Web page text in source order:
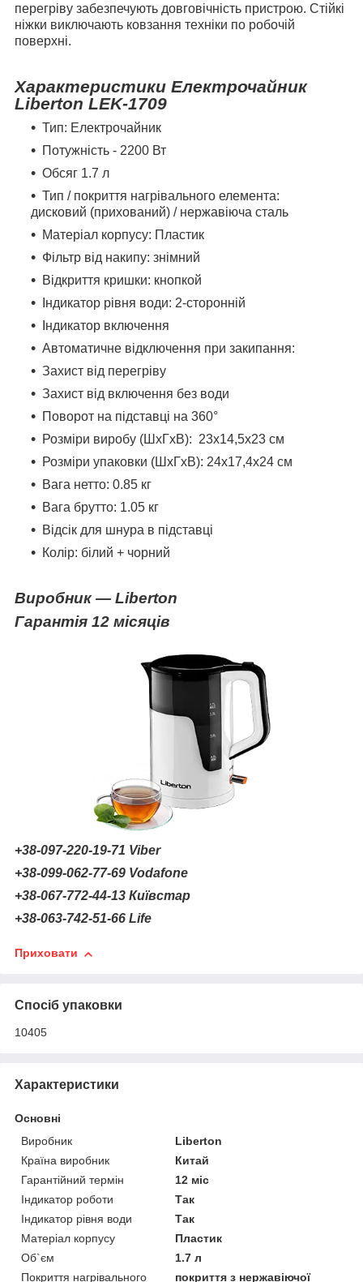
перегріву забезпечують довговічність пристрою. Стійкі
ніжки виключають ковзання техніки по робочій
поверхні.
Характеристики Електрочайник
Liberton LEK-1709
Тип: Електрочайник
Потужність - 2200 Вт
Обсяг 1.7 л
Тип / покриття нагрівального елемента:
дисковий (прихований) / нержавіюча сталь
Матеріал корпусу: Пластик
Фільтр від накипу: знімний
Відкриття кришки: кнопкой
Індикатор рівня води: 2-сторонній
Індикатор включення
Автоматичне відключення при закипання:
Захист від перегріву
Захист від включення без води
Поворот на підставці на 360°
Розміри виробу (ШхГхВ): 23х14,5х23 см
Розміри упаковки (ШхГхВ): 24х17,4х24 см
Вага нетто: 0.85 кг
Вага брутто: 1.05 кг
Відсік для шнура в підставці
Колір: білий + чорний
Виробник ― Liberton
Гарантія 12 місяців
+38-097-220-19-71 Viber
+38-099-062-77-69 Vodafone
+38-067-772-44-13 Київстар
+38-063-742-51-66 Life
Приховати
Спосіб упаковки
10405
Характеристики
Основні
Виробник
Liberton
Країна виробник
Китай
Гарантійний термін
12 міс
Індикатор роботи
Так
Індикатор рівня води
Так
Матеріал корпусу
Пластик
Об`єм
1.7 л
Покриття нагрівального
покриття з нержавіючої